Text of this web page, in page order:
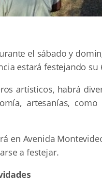
el sábado y
estará festejando su
artísticos, habrá
artesanías,
en Avenida
a festejar.